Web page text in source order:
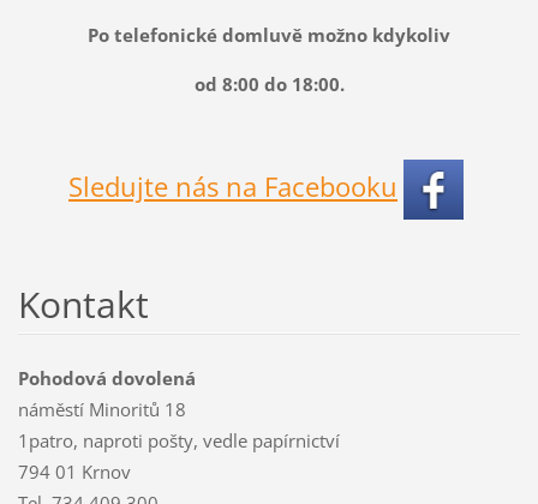
Po telefonické domluvě možno kdykoliv
od 8:00 do 18:00.
Sledujte nás na Facebooku
Kontakt
Pohodová dovolená
náměstí Minoritů 18
1patro, naproti pošty, vedle papírnictví
794 01 Krnov